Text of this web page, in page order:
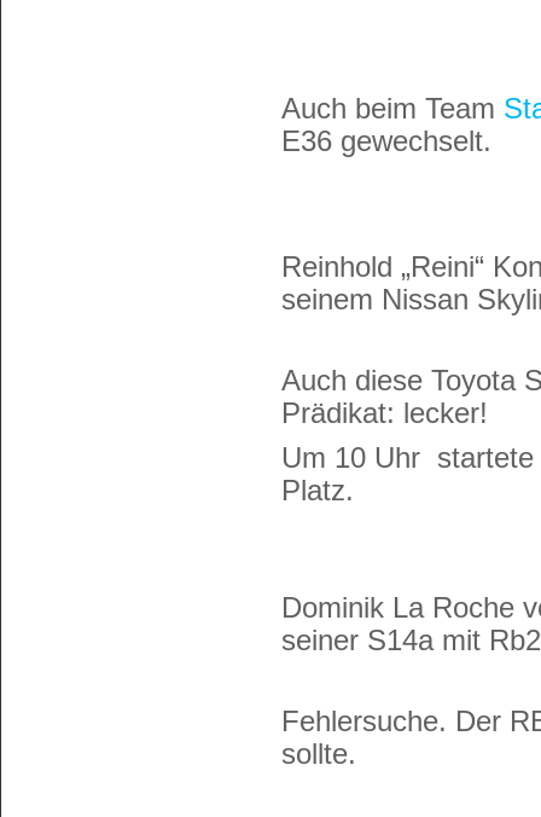
Auch beim Team
E36 gewechselt.
Reinhold „Reini“
seinem Nissan
Auch diese Toyota
Prädikat: lecker!
Um 10 Uhr startete
Platz.
Dominik La Roche
seiner S14a mit
Fehlersuche. Der
sollte.